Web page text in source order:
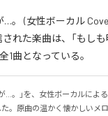
…。 (女性ボーカル
れた楽曲は、「もし
1曲となっている。
…。」を、女性ボーカルによ
。原曲の温かく懐かしいメ